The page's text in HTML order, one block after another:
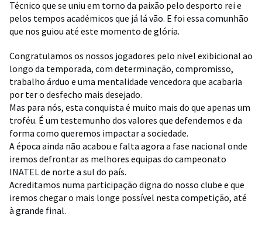
Técnico que se uniu em torno da paixão pelo desporto rei e
pelos tempos académicos que já lá vão. E foi essa comunhão
que nos guiou até este momento de glória.
Congratulamos os nossos jogadores pelo nivel exibicional ao
longo da temporada, com determinação, compromisso,
trabalho árduo e uma mentalidade vencedora que acabaria
por ter o desfecho mais desejado.
Mas para nós, esta conquista é muito mais do que apenas um
troféu. É um testemunho dos valores que defendemos e da
forma como queremos impactar a sociedade.
A época ainda não acabou e falta agora a fase nacional onde
iremos defrontar as melhores equipas do campeonato
INATEL de norte a sul do país.
Acreditamos numa participação digna do nosso clube e que
iremos chegar o mais longe possível nesta competição, até
à grande final.